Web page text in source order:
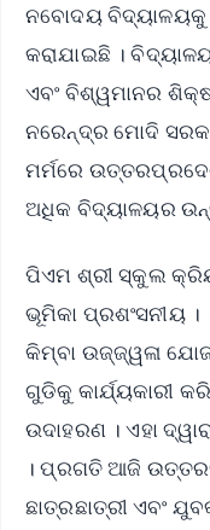
ନବୋଦୟ
କରାଯାଇଛି ।
ଏବଂ ବିଶ୍ୱମାନର
ନରେନ୍ଦ୍ର ମୋଦି
ମର୍ମରେ
ଅଧିକ ବିଦ୍ୟାଳୟର
ପିଏମ ଶ୍ରୀ ସ୍କୁଲ
ଭୂମିକା ପ୍ରଶଂସନୀୟ
କିମ୍ବା ଉଜ୍ଜ୍ୱଳା
ଗୁଡିକୁ କାର୍ଯ୍ୟକାରୀ
ଉଦାହରଣ । ଏହା
। ପ୍ରଗତି ଆଜି
ଛାତ୍ରଛାତ୍ରୀ ଏବଂ